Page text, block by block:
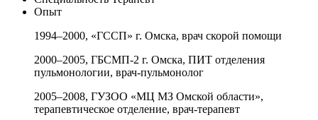
Опыт
1994–2000, «ГССП» г. Омска, врач скорой помощи
2000–2005, ГБСМП-2 г. Омска, ПИТ отделения
пульмонологии, врач-пульмонолог
2005–2008, ГУЗОО «МЦ МЗ Омской области»,
терапевтическое отделение, врач-терапевт